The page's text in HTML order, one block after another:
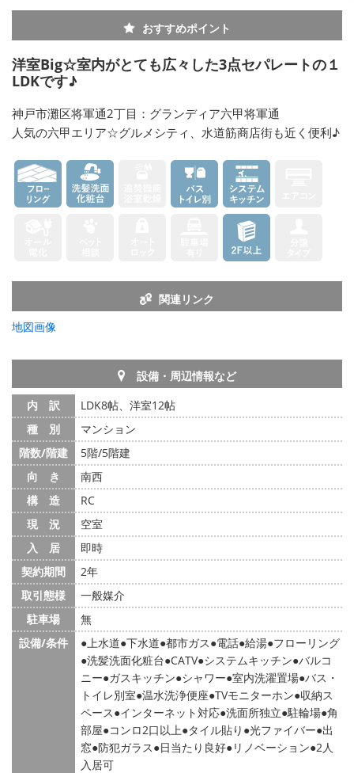
おすすめポイント
洋室Big☆室内がとても広々した3点セパレートの１
LDKです♪
神戸市灘区将軍通2丁目：グランディア六甲将軍通
人気の六甲エリア☆グルメシティ、水道筋商店街も近く便利♪
関連リンク
地図画像
設備・周辺情報など
内 訳
LDK8帖、洋室12帖
種 別
マンション
階数/階建
5階/5階建
向 き
南西
構 造
RC
現 況
空室
入 居
即時
契約期間
2年
取引態様
一般媒介
駐車場
無
設備/条件
上水道 下水道 都市ガス 電話 給湯 フローリング
洗髪洗面化粧台 CATV システムキッチン バルコ
ニー ガスキッチン シャワー 室内洗濯置場 バス・
トイレ別室 温水洗浄便座 TVモニターホン 収納ス
ペース インターネット対応 洗面所独立 駐輪場 角
部屋 コンロ2口以上 タイル貼り 光ファイバー 出
窓 防犯ガラス 日当たり良好 リノベーション 2人
入居可